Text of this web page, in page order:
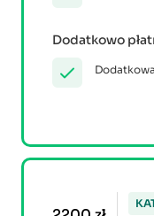
Dodatkowo